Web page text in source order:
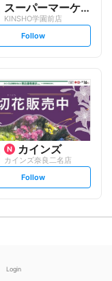
スーパーマーケットKINSH...
KINSHO学園前店
s
l
o
w
Follow
カインズ
カインズ奈良二名店
s
l
Follow
Login